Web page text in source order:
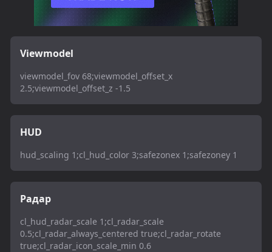
Viewmodel
viewmodel_fov 68;viewmodel_offset_x
2.5;viewmodel_offset_z -1.5
HUD
hud_scaling 1;cl_hud_color 3;safezonex 1;safezoney 1
Радар
cl_hud_radar_scale 1;cl_radar_scale
0.5;cl_radar_always_centered true;cl_radar_rotate
true;cl_radar_icon_scale_min 0.6